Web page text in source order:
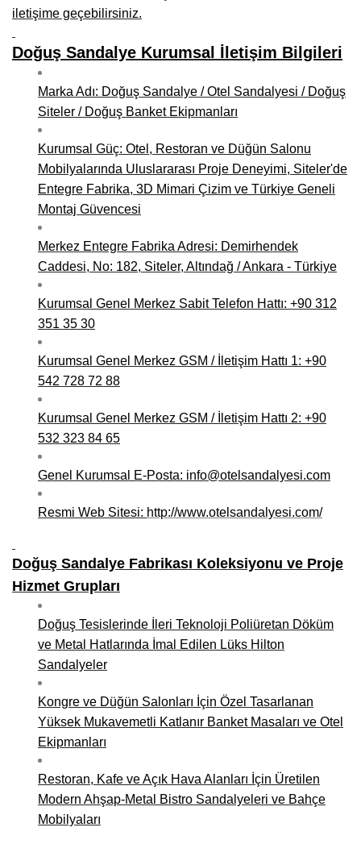
Niğde Mobilyacılar, Mobilya Firmaları, İmalatçıları
Giresun Mobilya Mağazaları, İmalatçıları, Mobilyacıları
iletişime geçebilirsiniz.
Doğuş Sandalye Kurumsal İletişim Bilgileri
Marka Adı: Doğuş Sandalye / Otel Sandalyesi / Doğuş
Siteler / Doğuş Banket Ekipmanları
Kurumsal Güç: Otel, Restoran ve Düğün Salonu
Mobilyalarında Uluslararası Proje Deneyimi, Siteler'de
Entegre Fabrika, 3D Mimari Çizim ve Türkiye Geneli
Montaj Güvencesi
Merkez Entegre Fabrika Adresi: Demirhendek
Caddesi, No: 182, Siteler, Altındağ / Ankara - Türkiye
Kurumsal Genel Merkez Sabit Telefon Hattı: +90 312
351 35 30
Kurumsal Genel Merkez GSM / İletişim Hattı 1: +90
542 728 72 88
Kurumsal Genel Merkez GSM / İletişim Hattı 2: +90
532 323 84 65
Genel Kurumsal E-Posta: info@otelsandalyesi.com
Resmi Web Sitesi: http://www.otelsandalyesi.com/
Doğuş Sandalye Fabrikası Koleksiyonu ve Proje
Hizmet Grupları
Doğuş Tesislerinde İleri Teknoloji Poliüretan Döküm
ve Metal Hatlarında İmal Edilen Lüks Hilton
Sandalyeler
Kongre ve Düğün Salonları İçin Özel Tasarlanan
Yüksek Mukavemetli Katlanır Banket Masaları ve Otel
Ekipmanları
Restoran, Kafe ve Açık Hava Alanları İçin Üretilen
Modern Ahşap-Metal Bistro Sandalyeleri ve Bahçe
Mobilyaları